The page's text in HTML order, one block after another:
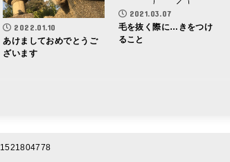
2022.01.10
あけましておめでとうご
ざいます
2021.03.07
毛を抜く際に…きをつけ
ること
1521804778